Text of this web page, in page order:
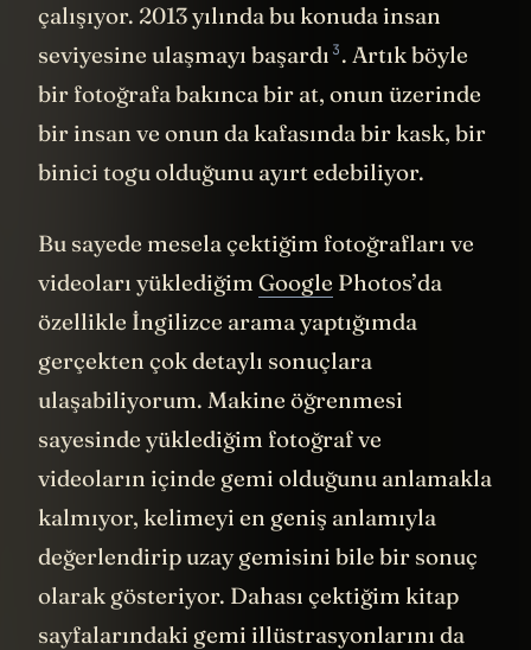
çalışıyor. 2013 yılında bu konuda insan
seviyesine ulaşmayı başardı 3. Artık böyle
bir fotoğrafa bakınca bir at, onun üzerinde
bir insan ve onun da kafasında bir kask, bir
binici togu olduğunu ayırt edebiliyor.
Bu sayede mesela çektiğim fotoğrafları ve
videoları yüklediğim Google Photos’da
özellikle İngilizce arama yaptığımda
gerçekten çok detaylı sonuçlara
ulaşabiliyorum. Makine öğrenmesi
sayesinde yüklediğim fotoğraf ve
videoların içinde gemi olduğunu anlamakla
kalmıyor, kelimeyi en geniş anlamıyla
değerlendirip uzay gemisini bile bir sonuç
olarak gösteriyor. Dahası çektiğim kitap
sayfalarındaki gemi illüstrasyonlarını da